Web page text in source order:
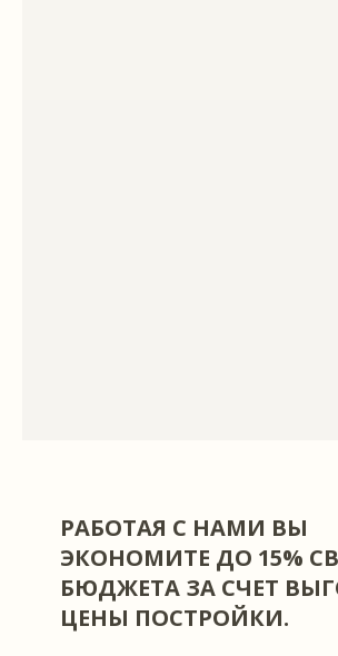
Выбирая нас вы получаете
десятилетием специалистов
гидроизоляционных
мембран
РАБОТАЯ С НАМИ ВЫ
ЭКОНОМИТЕ ДО 15%
БЮДЖЕТА ЗА СЧЕТ
ЦЕНЫ ПОСТРОЙКИ.